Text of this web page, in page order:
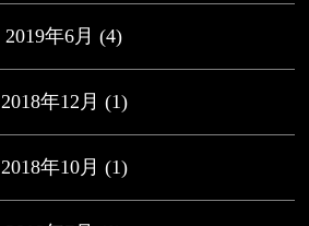
2019年6月 (4)
2018年12月 (1)
2018年10月 (1)